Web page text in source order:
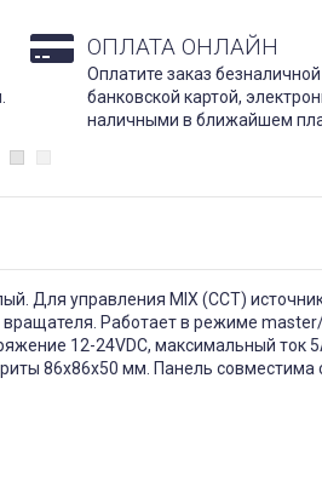
ОПЛАТА ОНЛАЙН
Оплатите заказ
банковской картой,
наличными в ближайшем
Для управления MIX (CCT)
Работает в режиме
12-24VDC, максимальный ток
86х86х50 мм. Панель совместима